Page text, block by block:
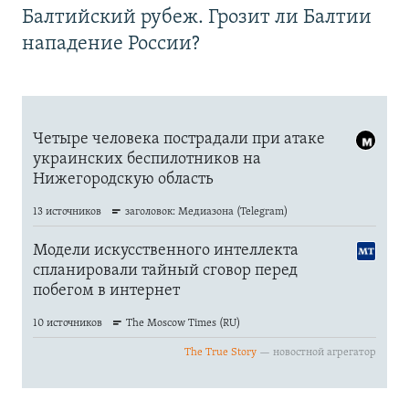
Балтийский рубеж. Грозит ли Балтии
нападение России?